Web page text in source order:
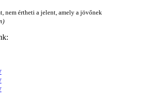
nem értheti a jelent, amely a jövőnek